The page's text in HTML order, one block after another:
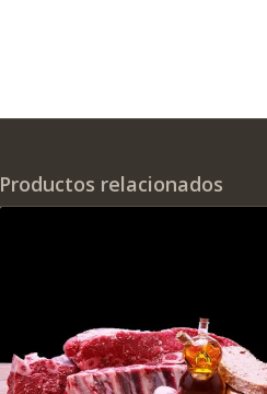
Productos relacionados